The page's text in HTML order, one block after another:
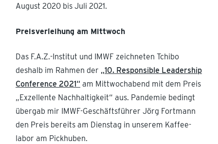
August 2020 bis Juli 2021.
Preis­ver­leihung am Mittwoch
Das F.A.Z.-Institut und IMWF zeich­neten Tchibo
deshalb im Rahmen der „10. Respon­sible Leadership
Confe­rence 2021“ am Mittwochabend mit dem Preis
„Exzel­lente Nachhal­tigkeit“ aus. Pandemie bedingt
übergab mir IMWF-Geschäfts­führer Jörg Fortmann
den Preis bereits am Dienstag in unserem Kaffee­
labor am Pickhuben.